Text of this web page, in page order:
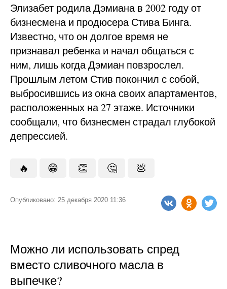
Элизабет родила Дэмиана в 2002 году от
бизнесмена и продюсера Стива Бинга.
Известно, что он долгое время не
признавал ребенка и начал общаться с
ним, лишь когда Дэмиан повзрослел.
Прошлым летом Стив покончил с собой,
выбросившись из окна своих апартаментов,
расположенных на 27 этаже. Источники
сообщали, что бизнесмен страдал глубокой
депрессией.
🔥 😁 👏 🤔 💩
Опубликовано: 25 декабря 2020 11:36
Можно ли использовать спред
вместо сливочного масла в
выпечке?